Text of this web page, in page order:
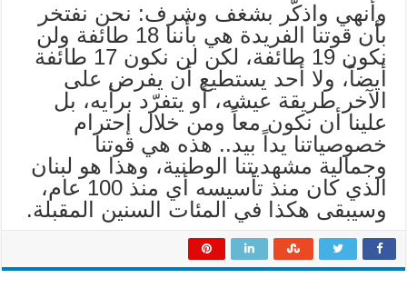
وأنهي واذكّر بشغف وشرف: نحن نفتخر
بأن قوتنا الفريدة هي بأننا 18 طائفة ولن
نكون 19 طائفة، لكن لن نكون 17 طائفة
أيضاً، ولا أحد يستطيع أن يفرض على
الآخر طريقة عيشه، أو يتفرّد برأيه، بل
علينا أن نكون معاً ومن خلال إحترام
خصوصياتنا يداً بيد.. هذه هي قوتنا
وجمالية مشهديتنا الوطنية، وهذا هو لبنان
الذي كان منذ تأسيسه أي منذ 100 عام،
وسيبقى هكذا في المئات السنين المقبلة.